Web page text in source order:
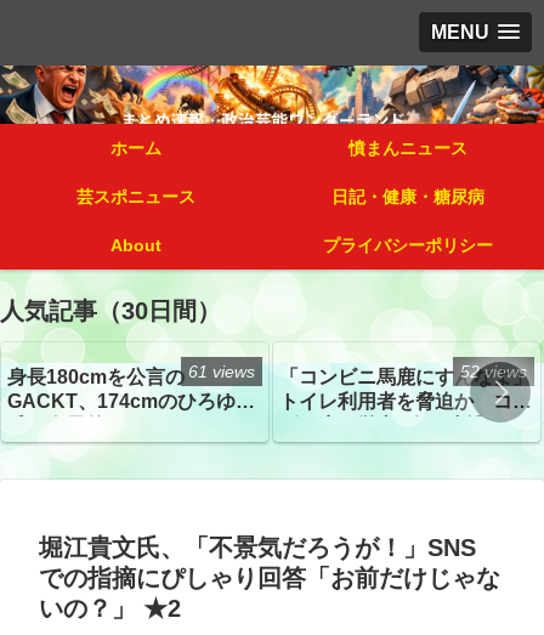
MENU
ホーム 憤まんニュース
芸スポニュース 日記・健康・糖尿病
About プライバシーポリシー
人気記事（30日間）
身長180cmを公言の
GACKT、174cmのひろゆき
トざわつき イベントでの写
真が話題
61 views
「コンビニ馬鹿にすんなよ」
トイレ利用者を脅迫か コン
52 views
堀江貴文氏、「不景気だろうが！」SNS
での指摘にぴしゃり回答「お前だけじゃな
いの？」 ★2